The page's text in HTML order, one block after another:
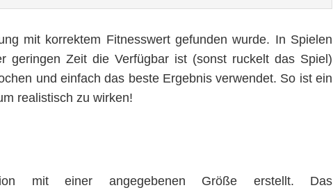
mit korrektem Fitnesswert gefunden wurde. In Spielen
geringen Zeit die Verfügbar ist (sonst ruckelt das Spiel)
und einfach das beste Ergebnis verwendet. So ist ein
realistisch zu wirken!
mit einer angegebenen Größe erstellt. Das